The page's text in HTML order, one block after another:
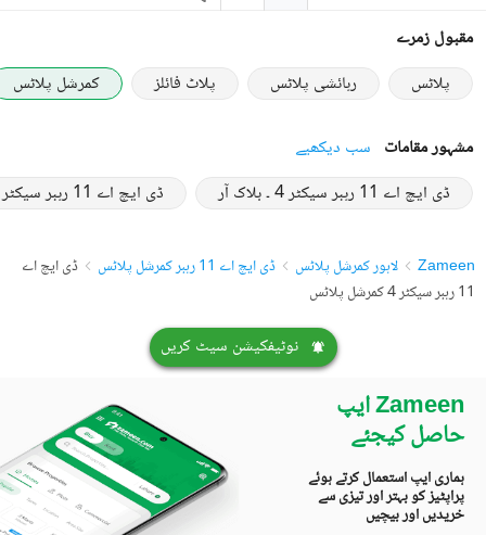
مقبول زمرے
پلاٹس
رہائشی پلاٹس پلاٹ فائلز کمرشل پلاٹس
مشہور مقامات سب دیکھیے
ڈی ایچ اے 11 رہبر سیکٹر 4 ۔ بلاک آر
ڈی ایچ اے 11 رہبر سیکٹر 4 ۔ بلاک سی سی اے 3
Zameen لاہور کمرشل پلاٹس ڈی ایچ اے 11 رہبر کمرشل پلاٹس
ڈی ایچ اے
11 رہبر سیکٹر 4 کمرشل پلاٹس
نوٹیفکیشن سیٹ کریں
Zameen ایپ
حاصل کیجئے
ہماری ایپ استعمال کرتے ہوئے
پراپٹیز کو بہتر اور تیزی سے
خریدیں اور بیچیں